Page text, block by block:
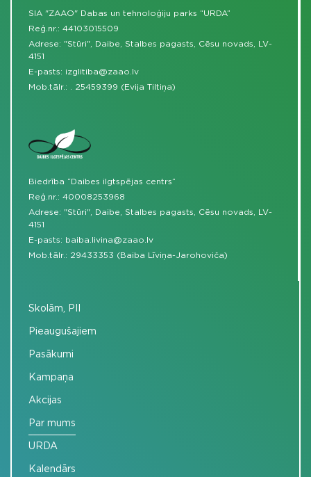
SIA "ZAAO" Dabas un tehnoloģiju parks “URDA”
Reģ.nr.: 44103015509
Adrese: "Stūri", Daibe, Stalbes pagasts, Cēsu novads, LV-
4151
E-pasts: izglitiba@zaao.lv
Mob.tālr.:
25459399 (Evija Tiltiņa)
Biedrība “Daibes ilgtspējas centrs”
Reģ.nr.: 40008253968
Adrese: "Stūri", Daibe, Stalbes pagasts, Cēsu novads, LV-
4151
E-pasts: baiba.livina@zaao.lv
Mob.tālr.: 29433353 (Baiba Līviņa-Jarohoviča)
Skolām, PII
Pieaugušajiem
Pasākumi
Kampaņa
Akcijas
Par mums
URDA
Kalendārs